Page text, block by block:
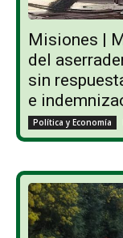
Misiones |
del
sin
e
Política y Economía